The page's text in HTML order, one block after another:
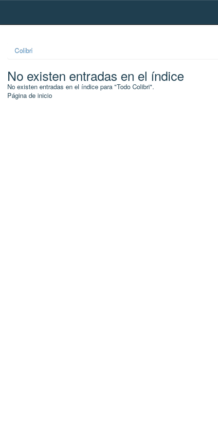
Skip
Colibri
No existen entradas en el índice
No existen entradas en el índice para "Todo Colibri".
Página de inicio